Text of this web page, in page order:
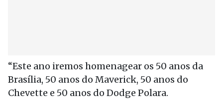
“Este ano iremos homenagear os 50 anos da
Brasília, 50 anos do Maverick, 50 anos do
Chevette e 50 anos do Dodge Polara.